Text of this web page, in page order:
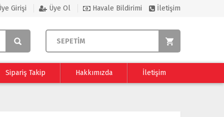
Girişi Üye Ol Havale Bildirimi İletişim
SEPETİM
Sipariş Takip Hakkımızda İletişim